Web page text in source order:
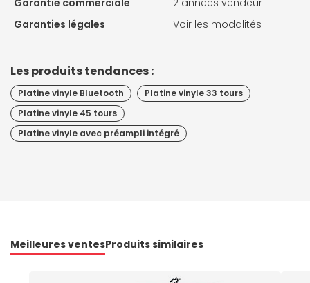
Garantie commerciale
2 années vendeur
Garanties légales
Voir les modalités
Les produits tendances :
Platine vinyle Bluetooth
Platine vinyle 33 tours
Platine vinyle 45 tours
Platine vinyle avec préampli intégré
Meilleures ventesProduits similaires